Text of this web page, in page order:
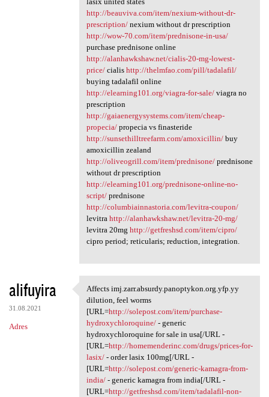
http://beauviva.com/item/nexium-without-dr-
prescription/nexium without dr prescription
http://wow-70.com/item/prednisone-in-usa/
purchase prednisone online
http://alanhawkshaw.net/cialis-20-mg-lowest-
price/cialis http://thelmfao.com/pill/tadalafil/
buying tadalafil online
http://elearning101.org/viagra-for-sale/viagra no
prescription
http://gaiaenergysystems.com/item/cheap-
propecia/propecia vs finasteride
http://sunsethilltreefarm.com/amoxicillin/buy
amoxicillin zealand
http://oliveogrill.com/item/prednisone/prednisone
without dr prescription
http://elearning101.org/prednisone-online-no-
script/prednisone
http://columbiainnastoria.com/levitra-coupon/
levitra http://alanhawkshaw.net/levitra-20-mg/
levitra 20mg http://getfreshsd.com/item/cipro/
cipro period; reticularis; reduction, integration.
alifuyira
31.08.2021
Adres
Affects imj.zarr.absurdy
Affects imj.zarr.absurdy.panoptykon.org.yfp.yy
dilution, feel worms
[URL=http://solepost.com/item/purchase-
hydroxychloroquine/- generic
hydroxychloroquine for sale in usa[/URL -
[URL=http://homemenderinc.com/drugs/prices-for-
lasix/- order lasix 100mg[/URL -
[URL=http://solepost.com/generic-kamagra-from-
india/- generic kamagra from india[/URL -
[URL=http://getfreshsd.com/item/tadalafil-non-